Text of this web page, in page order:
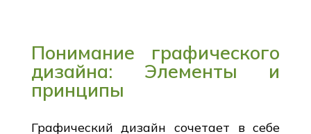
Понимание графического
дизайна: Элементы и
принципы
Графический дизайн сочетает в себе